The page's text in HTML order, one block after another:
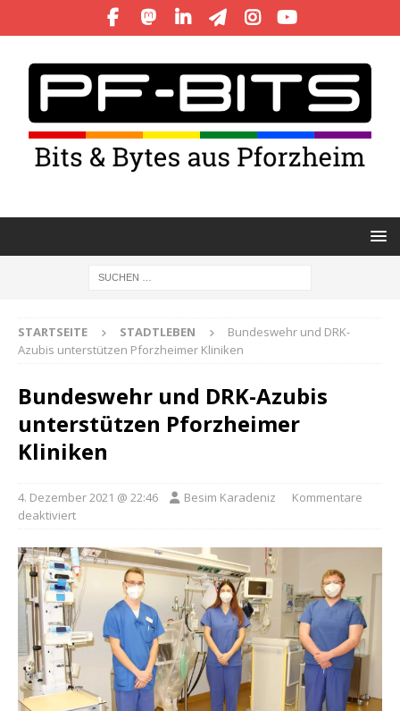
STARTSEITE STADTLEBEN
Bundeswehr und DRK-
Azubis unterstützen Pforzheimer Kliniken
Bundeswehr und DRK-Azubis
unterstützen Pforzheimer
Kliniken
4. Dezember 2021 @ 22:46 Besim Karadeniz
Kommentare
deaktiviert